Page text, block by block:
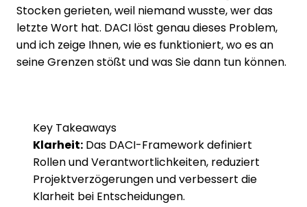
Stocken gerieten, weil niemand wusste, wer das
letzte Wort hat. DACI löst genau dieses Problem,
und ich zeige Ihnen, wie es funktioniert, wo es an
seine Grenzen stößt und was Sie dann tun können.
Key Takeaways
Klarheit: Das DACI-Framework definiert
Rollen und Verantwortlichkeiten, reduziert
Projektverzögerungen und verbessert die
Klarheit bei Entscheidungen.